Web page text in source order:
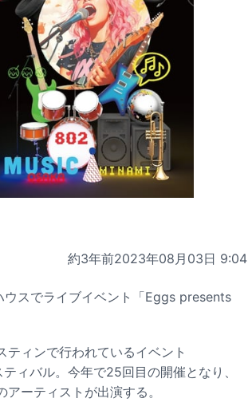
約3年前2023年08月03日 9:04
スでライブイベント「Eggs presents
ティンで行われているイベント
ィバル。今年で25回目の開催となり、
ーティストが出演する。